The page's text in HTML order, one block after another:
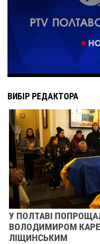
ВИБІР РЕДАКТОРА
У ПОЛТАВІ
ВОЛОДИМИРОМ
ЛІЩИНСЬКИМ